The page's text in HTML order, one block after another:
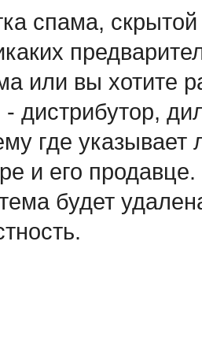
спама, скрытой
или вы хотите
дистрибутор,
где
и его
будет